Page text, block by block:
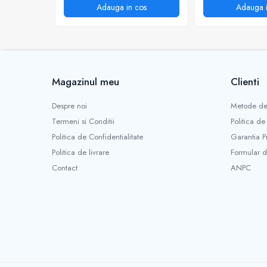
Masini de tocat carne
Adauga in cos Adauga
Magazinul meu
Despre noi
Termeni si Conditii
Politica de Confidentialitate
Politica de livrare
Contact
Clienti
Metode
Politica de
Garantia
Formular
ANPC